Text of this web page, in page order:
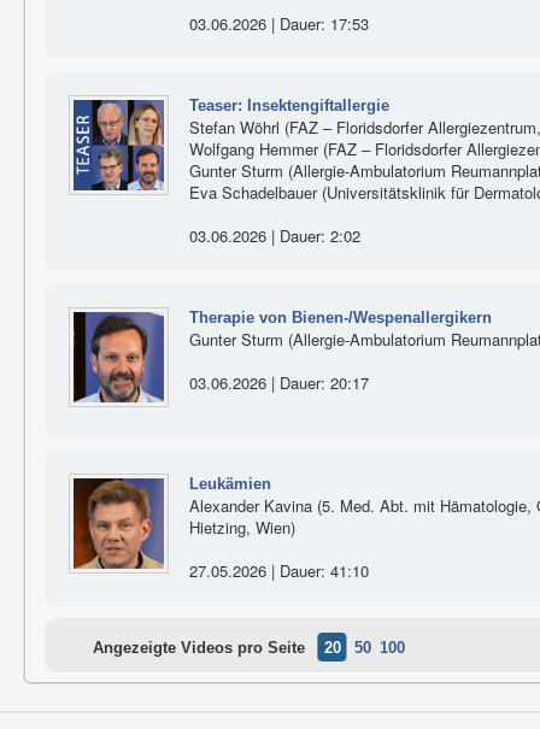
03.06.2026 | Dauer: 17:53
Teaser: Insektengiftallergie
Stefan Wöhrl (FAZ – Floridsdorfer
Wolfgang Hemmer (FAZ – Floridsdorfer
Gunter Sturm (Allergie-Ambulatorium
Eva Schadelbauer (Universitätsklinik für
03.06.2026 | Dauer: 2:02
Therapie von Bienen-/Wespenallergikern
Gunter Sturm (Allergie-Ambulatorium
03.06.2026 | Dauer: 20:17
Leukämien
Alexander Kavina (5. Med. Abt. mit
Hietzing, Wien)
27.05.2026 | Dauer: 41:10
Angezeigte Videos pro Seite 20 50 100